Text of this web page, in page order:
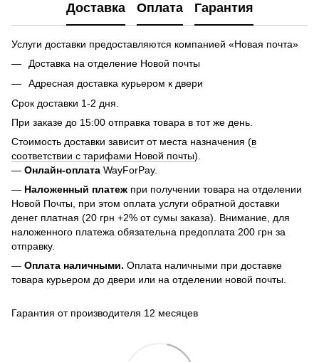
Доставка Оплата Гарантия
Услуги доставки предоставляются компанией «Новая почта»
Доставка на отделение Новой почты
Адресная доставка курьером к двери
Срок доставки 1-2 дня.
При заказе до 15:00 отправка товара в тот же день.
Стоимость доставки зависит от места назначения (в
соответствии с тарифами Новой почты).
— Онлайн-оплата WayForPay.
— Наложенный платеж при получении товара на отделении
Новой Почты, при этом оплата услуги обратной доставки
денег платная (20 грн +2% от сумы заказа). Внимание, для
наложенного платежа обязательна предоплата 200 грн за
отправку.
— Оплата наличными. Оплата наличными при доставке
товара курьером до двери или на отделении новой почты.
Гарантия от производителя 12 месяцев